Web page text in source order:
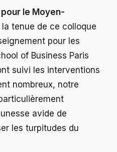
pour le Moyen-
tenue de ce colloque
pour les
of Business Paris
suivi les interventions
nombreux, notre
avide de
les turpitudes du